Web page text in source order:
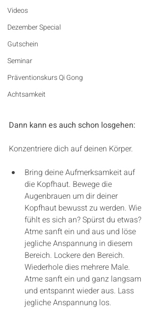
Videos
Dezember Special
Gutschein
Seminar
Präventionskurs Qi Gong
Achtsamkeit
Dann kann es auch schon losgehen:
Konzentriere dich auf deinen Körper.
Bring deine Aufmerksamkeit auf
die Kopfhaut. Bewege die
Augenbrauen um dir deiner
Kopfhaut bewusst zu werden. Wie
fühlt es sich an? Spürst du etwas?
Atme sanft ein und aus und löse
jegliche Anspannung in diesem
Bereich. Lockere den Bereich.
Wiederhole dies mehrere Male.
Atme sanft ein und ganz langsam
und entspannt wieder aus. Lass
jegliche Anspannung los.